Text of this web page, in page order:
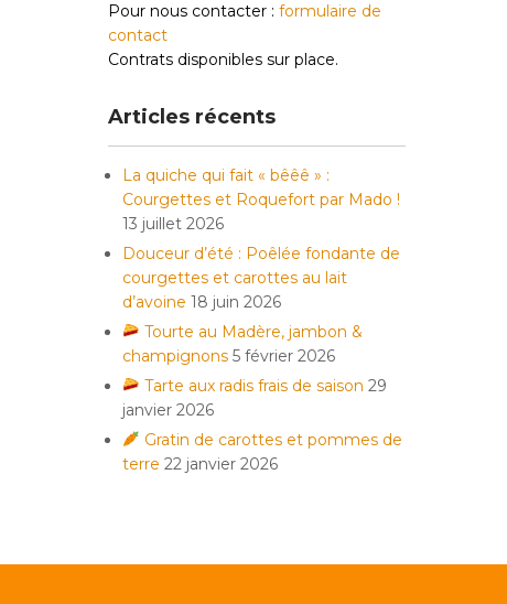
Pour nous contacter : formulaire de
contact
Contrats disponibles sur place.
Articles récents
La quiche qui fait « bêêê » :
Courgettes et Roquefort par Mado !
13 juillet 2026
Douceur d’été : Poêlée fondante de
courgettes et carottes au lait
d’avoine 18 juin 2026
Tourte au Madère, jambon &
champignons 5 février 2026
Tarte aux radis frais de saison 29
janvier 2026
Gratin de carottes et pommes de
terre 22 janvier 2026